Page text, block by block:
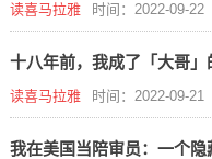
读喜马拉雅 时间：2022-09-22
十八年前，我成了「大哥」
读喜马拉雅 时间：2022-09-21
我在美国当陪审员：一个隐